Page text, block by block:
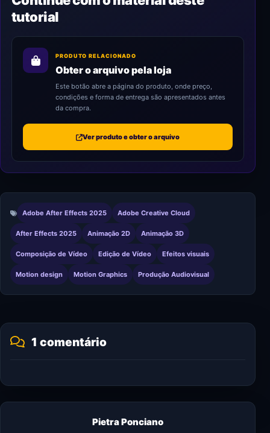
tutorial
PRODUTO RELACIONADO
Obter o arquivo pela loja
Este botão abre a página do produto, onde preço,
condições e forma de entrega são apresentados antes
da compra.
Ver produto e obter o arquivo
Adobe After Effects 2025 Adobe Creative Cloud
After Effects 2025 Animação 2D Animação 3D
Composição de Vídeo Edição de Vídeo Efeitos visuais
Motion design Motion Graphics Produção Audiovisual
1 comentário
Pietra Ponciano